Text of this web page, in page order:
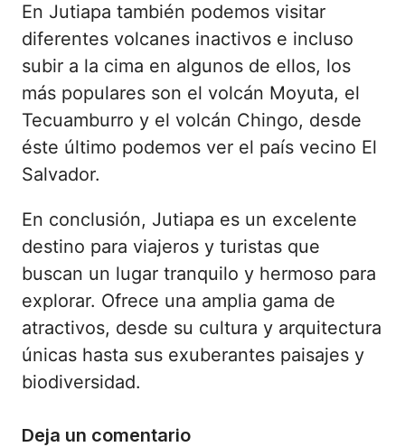
En Jutiapa también podemos visitar
diferentes volcanes inactivos e incluso
subir a la cima en algunos de ellos, los
más populares son el volcán Moyuta, el
Tecuamburro y el volcán Chingo, desde
éste último podemos ver el país vecino El
Salvador.
En conclusión, Jutiapa es un excelente
destino para viajeros y turistas que
buscan un lugar tranquilo y hermoso para
explorar. Ofrece una amplia gama de
atractivos, desde su cultura y arquitectura
únicas hasta sus exuberantes paisajes y
biodiversidad.
Deja un comentario